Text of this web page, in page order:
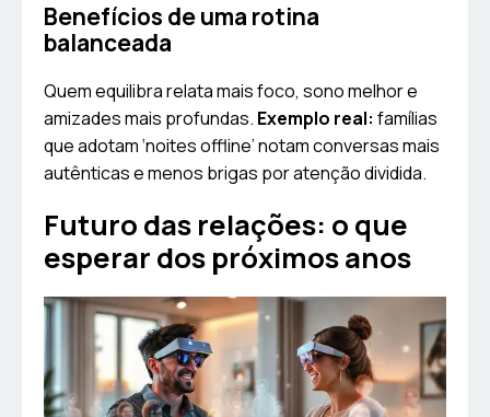
Benefícios de uma rotina
balanceada
Quem equilibra relata mais foco, sono melhor e
amizades mais profundas. Exemplo real: famílias
que adotam ‘noites offline’ notam conversas mais
autênticas e menos brigas por atenção dividida.
Futuro das relações: o que
esperar dos próximos anos